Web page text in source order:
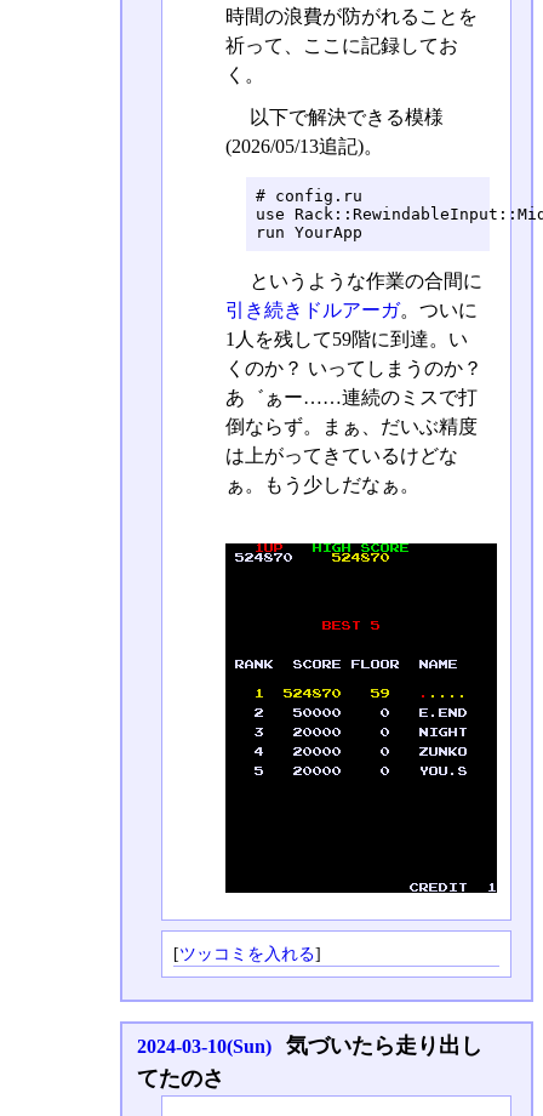
時間の浪費が防がれることを
祈って、ここに記録してお
く。
以下で解決できる模様
(2026/05/13追記)。
# config.ru
use
run YourApp
というような作業の合間に
引き続きドルアーガ。ついに
1人を残して59階に到達。い
くのか？ いってしまうのか？
あ゛ぁー……連続のミスで打
倒ならず。まぁ、だいぶ精度
は上がってきているけどな
ぁ。もう少しだなぁ。
[ツッコミを入れる]
2024-03-10(Sun)
気づいたら走り出し
てたのさ